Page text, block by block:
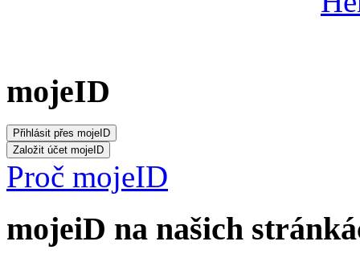
mojeID
Proč mojeID
mojeiD na našich